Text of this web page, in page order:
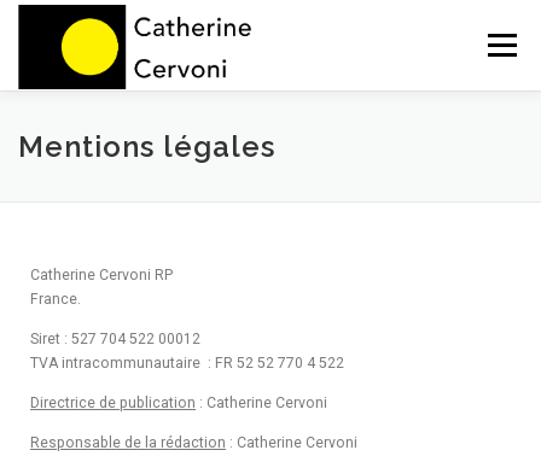
Menu
HOME NOS PRESTATIONS
Mentions légales
Catherine Cervoni RP
France.
Siret : 527 704 522 00012
TVA intracommunautaire : FR 52 52 770 4 522
Directrice de publication : Catherine Cervoni
Responsable de la rédaction : Catherine Cervoni